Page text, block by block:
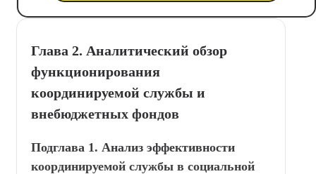
Глава 2. Аналитический обзор
функционирования
координируемой службы и
внебюджетных фондов
Подглава 1. Анализ эффективности
координируемой службы в социальной